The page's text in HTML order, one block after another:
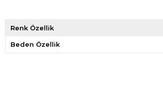
Renk Özellik
Beden Özellik